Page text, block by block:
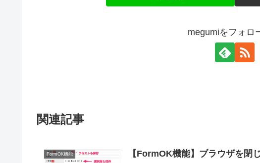
megumiをフォロ
関連記事
FormOK機能 【FormOK機能】ブラウザを閉